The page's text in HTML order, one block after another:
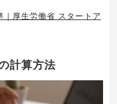
｜厚生労働省 スタートア
計算方法